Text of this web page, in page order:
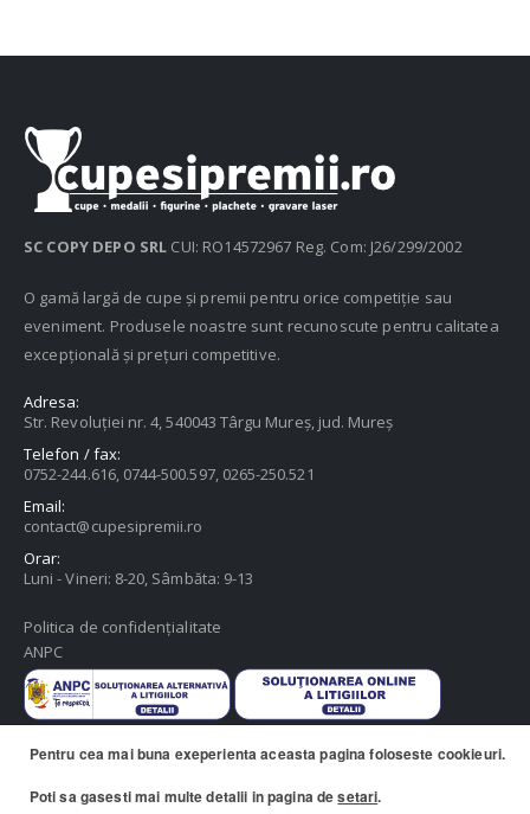
SC COPY DEPO SRL CUI: RO14572967 Reg. Com: J26/299/2002
O gamă largă de cupe și premii pentru orice competiție sau
eveniment. Produsele noastre sunt recunoscute pentru calitatea
excepțională și prețuri competitive.
Adresa:
Str. Revoluției nr. 4, 540043 Târgu Mureș, jud. Mureș
Telefon / fax:
0752-244.616, 0744-500.597, 0265-250.521
Email:
contact@cupesipremii.ro
Orar:
Luni - Vineri: 8-20, Sâmbăta: 9-13
Politica de confidențialitate
ANPC
Pentru cea mai buna exeperienta aceasta pagina foloseste cookieuri.
Poti sa gasesti mai multe detalii in pagina desetari.